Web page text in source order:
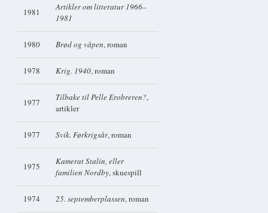
1981
Artikler om litteratur 1966–
1981
1980 Brød og våpen, roman
1978 Krig. 1940, roman
1977 Tilbake til Pelle Erobreren?,
artikler
1977 Svik. Førkrigsår, roman
1975
Kamerat Stalin, eller
familien Nordby, skuespill
1974 25. septemberplassen, roman